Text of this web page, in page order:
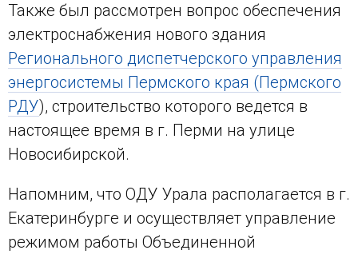
Также был рассмотрен вопрос обеспечения
электроснабжения нового здания
Регионального диспетчерского управления
энергосистемы Пермского края (Пермского
РДУ), строительство которого ведется в
настоящее время в г. Перми на улице
Новосибирской.
Напомним, что ОДУ Урала располагается в г.
Екатеринбурге и осуществляет управление
режимом работы Объединенной